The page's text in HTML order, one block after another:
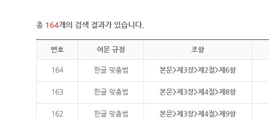
총 164개의 검색 결과가 있습니다.
번호 어문 규정 조항
164 한글 맞춤법 본문>제3장>제2절>제6항
163 한글 맞춤법 본문>제3장>제4절>제8항
162 한글 맞춤법 본문>제3장>제4절>제9항